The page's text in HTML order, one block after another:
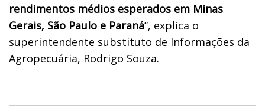
rendimentos médios esperados em Minas
Gerais, São Paulo e Paraná”, explica o
superintendente substituto de Informações da
Agropecuária, Rodrigo Souza.